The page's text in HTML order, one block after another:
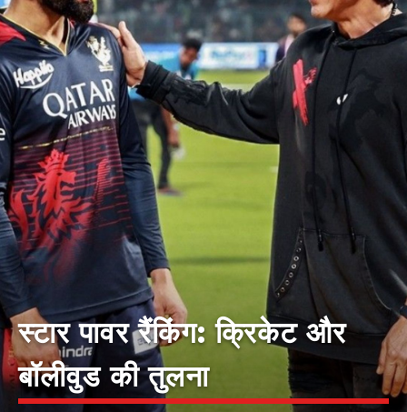
स्टार पावर रैंकिंग: क्रिकेट और
बॉलीवुड की तुलना